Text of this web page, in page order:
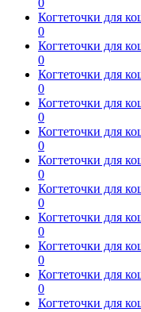
0
Когтеточки для
0
Когтеточки для
0
Когтеточки для
0
Когтеточки для
0
Когтеточки для
0
Когтеточки для
0
Когтеточки для
0
Когтеточки для
0
Когтеточки для
0
Когтеточки для
0
Когтеточки для